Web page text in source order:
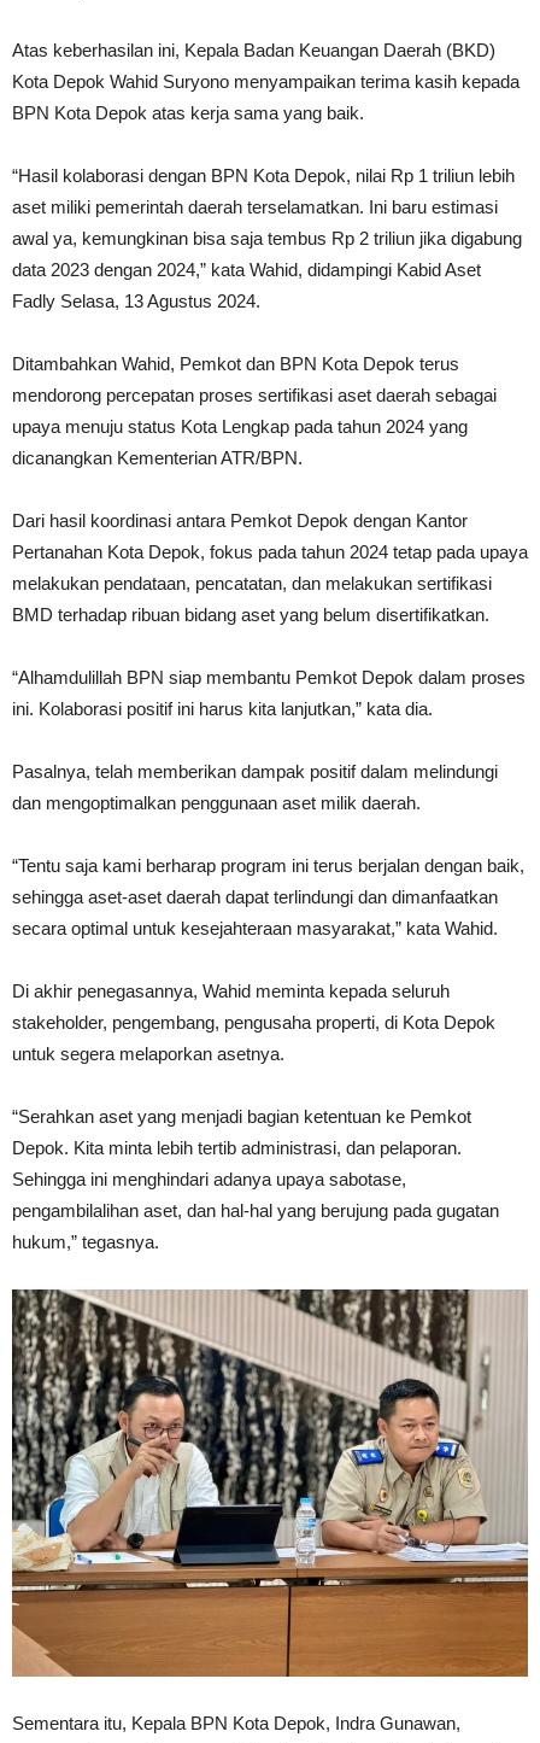
Atas keberhasilan ini, Kepala Badan Keuangan Daerah (BKD)
Kota Depok Wahid Suryono menyampaikan terima kasih kepada
BPN Kota Depok atas kerja sama yang baik.
“Hasil kolaborasi dengan BPN Kota Depok, nilai Rp 1 triliun lebih
aset miliki pemerintah daerah terselamatkan. Ini baru estimasi
awal ya, kemungkinan bisa saja tembus Rp 2 triliun jika digabung
data 2023 dengan 2024,” kata Wahid, didampingi Kabid Aset
Fadly Selasa, 13 Agustus 2024.
Ditambahkan Wahid, Pemkot dan BPN Kota Depok terus
mendorong percepatan proses sertifikasi aset daerah sebagai
upaya menuju status Kota Lengkap pada tahun 2024 yang
dicanangkan Kementerian ATR/BPN.
Dari hasil koordinasi antara Pemkot Depok dengan Kantor
Pertanahan Kota Depok, fokus pada tahun 2024 tetap pada upaya
melakukan pendataan, pencatatan, dan melakukan sertifikasi
BMD terhadap ribuan bidang aset yang belum disertifikatkan.
“Alhamdulillah BPN siap membantu Pemkot Depok dalam proses
ini. Kolaborasi positif ini harus kita lanjutkan,” kata dia.
Pasalnya, telah memberikan dampak positif dalam melindungi
dan mengoptimalkan penggunaan aset milik daerah.
“Tentu saja kami berharap program ini terus berjalan dengan baik,
sehingga aset-aset daerah dapat terlindungi dan dimanfaatkan
secara optimal untuk kesejahteraan masyarakat,” kata Wahid.
Di akhir penegasannya, Wahid meminta kepada seluruh
stakeholder, pengembang, pengusaha properti, di Kota Depok
untuk segera melaporkan asetnya.
“Serahkan aset yang menjadi bagian ketentuan ke Pemkot
Depok. Kita minta lebih tertib administrasi, dan pelaporan.
Sehingga ini menghindari adanya upaya sabotase,
pengambilalihan aset, dan hal-hal yang berujung pada gugatan
hukum,” tegasnya.
Sementara itu, Kepala BPN Kota Depok, Indra Gunawan,